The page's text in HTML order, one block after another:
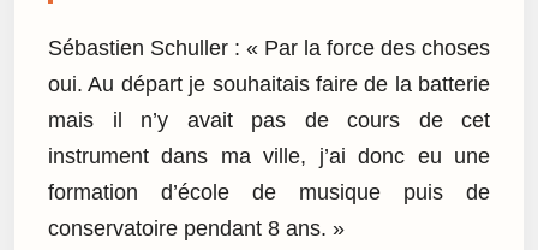
Sébastien Schuller : « Par la force des choses
oui. Au départ je souhaitais faire de la batterie
mais il n’y avait pas de cours de cet
instrument dans ma ville, j’ai donc eu une
formation d’école de musique puis de
conservatoire pendant 8 ans. »